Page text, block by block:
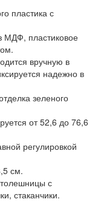
пластика с
МДФ, пластиковое
вручную в
надежно в
зеленого
от 52,6 до 76,6
регулировкой
см.
с
стаканчики.